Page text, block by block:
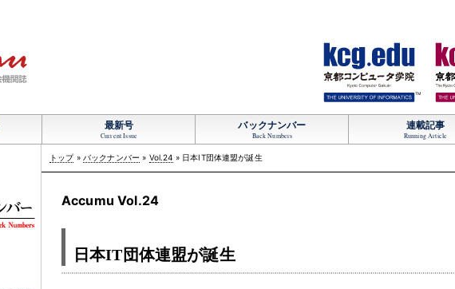
TM
最新号
Current Issue
バックナンバー
Back Numbers
連載記事
Running Article
トップ» バックナンバー » Vol.24 » 日本IT団体連盟が誕生
Accumu Vol.24
日本IT団体連盟が誕生